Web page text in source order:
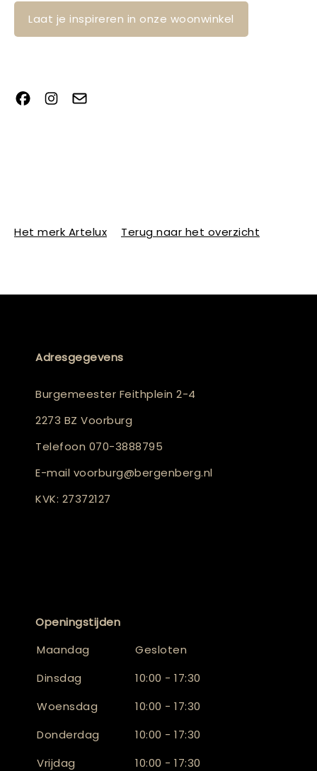
Laat je inspireren in onze woonwinkel
Het merk Artelux Terug naar het overzicht
Adresgegevens
Burgemeester Feithplein 2-4
2273 BZ Voorburg
Telefoon 070-3888795
E-mail voorburg@bergenberg.nl
KVK: 27372127
Openingstijden
Maandag
Gesloten
Dinsdag
10:00 - 17:30
Woensdag
10:00 - 17:30
Donderdag
10:00 - 17:30
Vrijdag
10:00 - 17:30